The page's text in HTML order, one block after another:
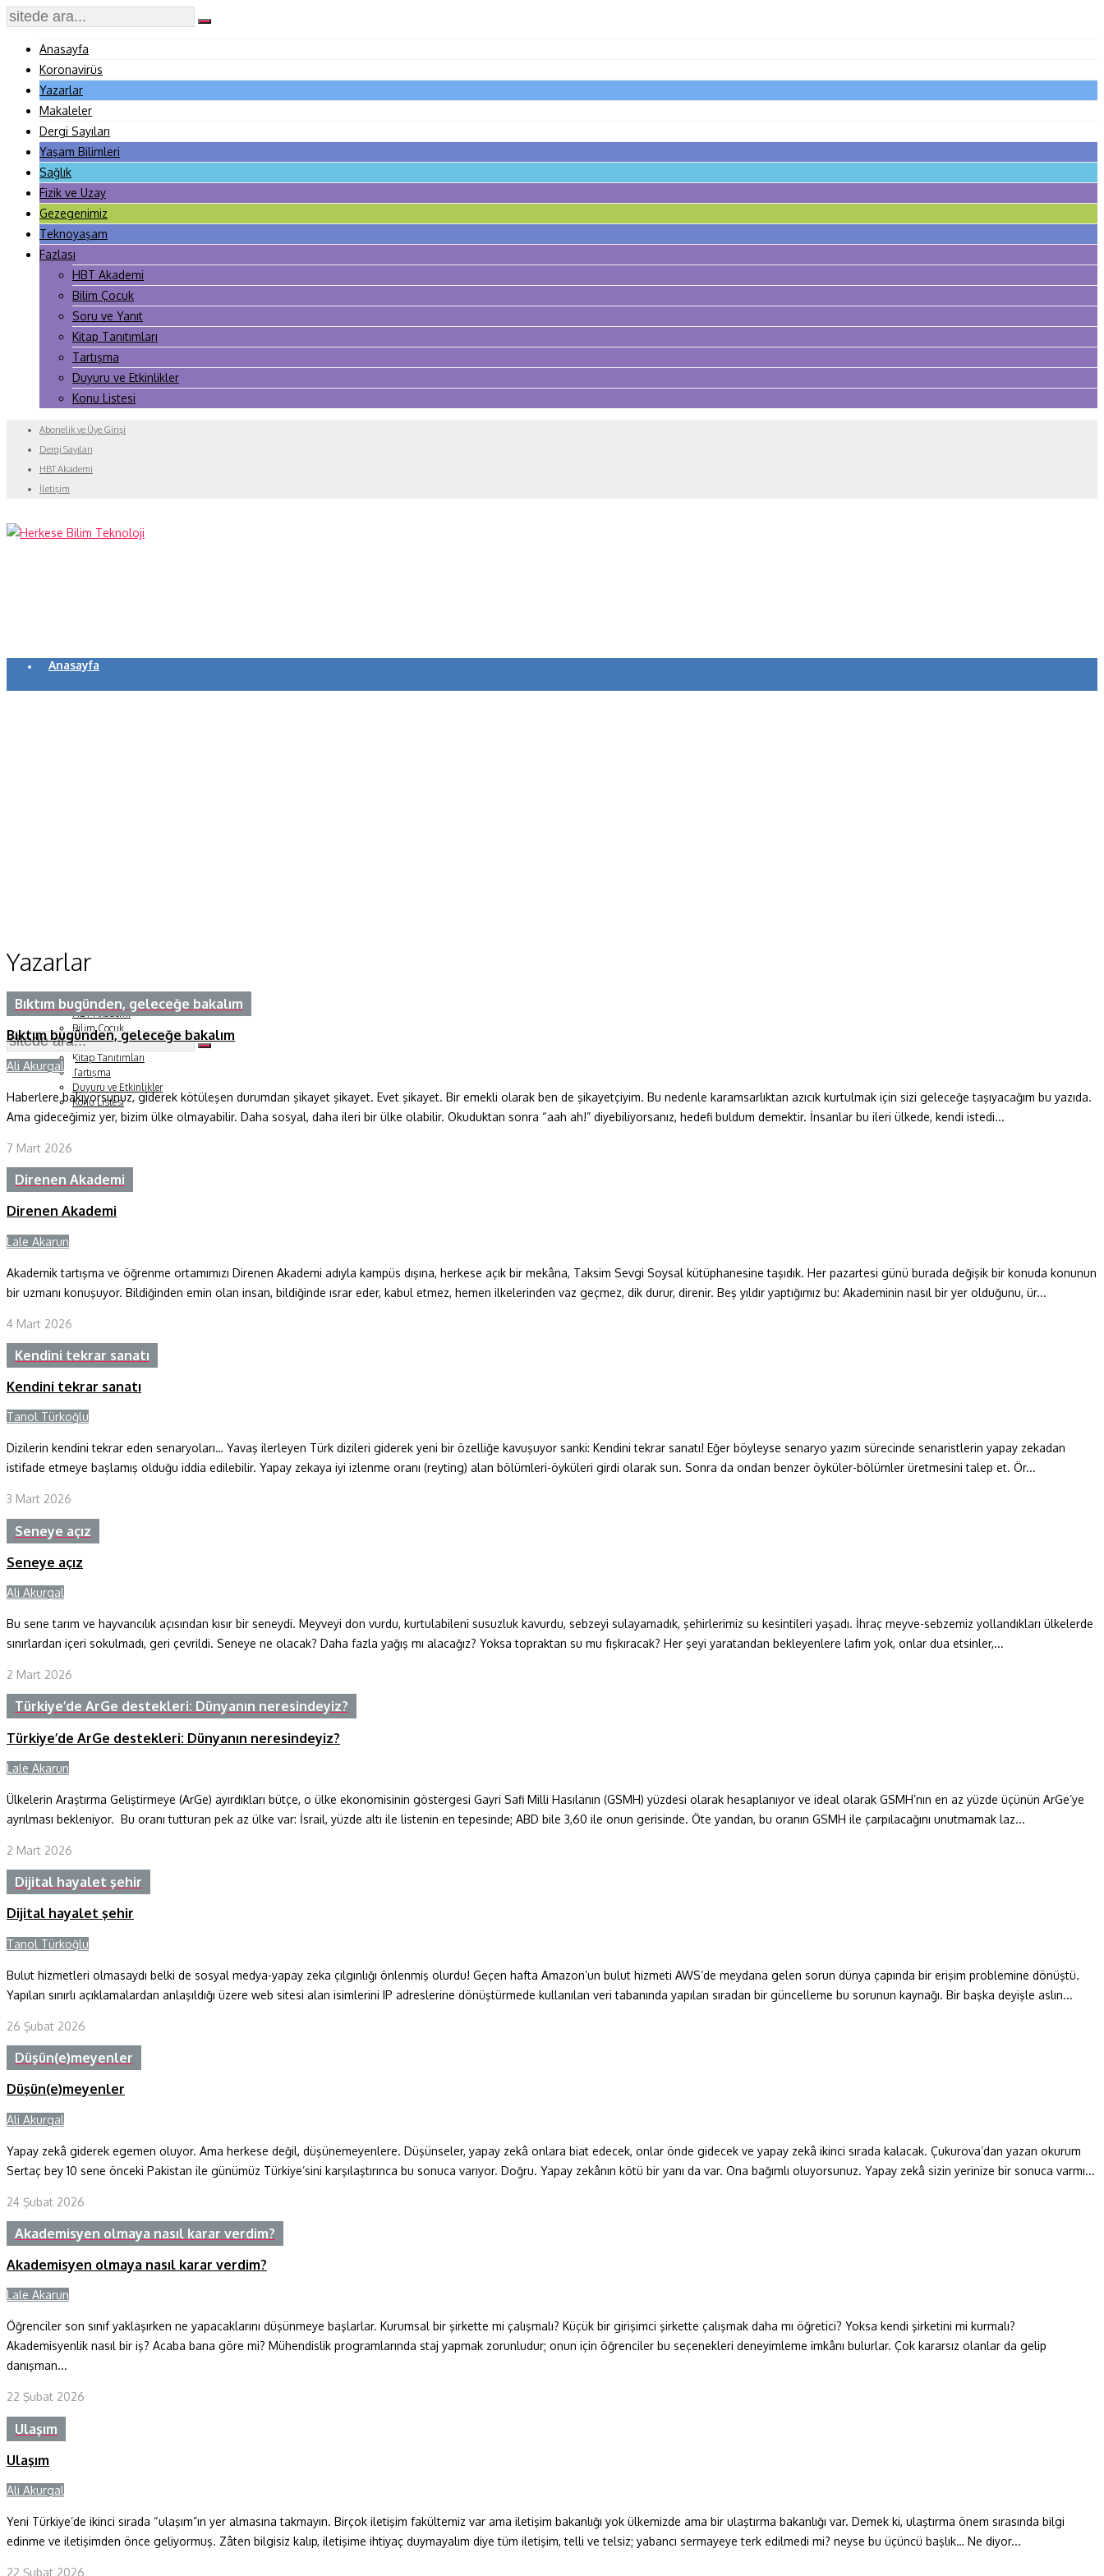
Anasayfa
Koronavirüs
Yazarlar
Makaleler
Dergi Sayıları
Yaşam Bilimleri
Sağlık
Fizik ve Uzay
Gezegenimiz
Teknoyaşam
Fazlası
HBT Akademi
Bilim Çocuk
Soru ve Yanıt
Kitap Tanıtımları
Tartışma
Duyuru ve Etkinlikler
Konu Listesi
Abonelik ve Üye Girişi
Dergi Sayıları
HBT Akademi
İletişim
Anasayfa
Teknoyaşam
Fazlası
HBT Akademi
Bilim Çocuk
Soru ve Yanıt
Kitap Tanıtımları
Tartışma
Duyuru ve Etkinlikler
Konu Listesi
Yazarlar
Bıktım bugünden, geleceğe bakalım
Bıktım bugünden, geleceğe bakalım
Ali Akurgal
Haberlere bakıyorsunuz, giderek kötüleşen durumdan şikayet şikayet. Evet şikayet. Bir emekli olarak ben de şikayetçiyim. Bu nedenle karamsarlıktan azıcık kurtulmak için sizi geleceğe taşıyacağım bu yazıda.
Ama gideceğimiz yer, bizim ülke olmayabilir. Daha sosyal, daha ileri bir ülke olabilir. Okuduktan sonra “aah ah!” diyebiliyorsanız, hedefi buldum demektir. İnsanlar bu ileri ülkede, kendi istedi...
7 Mart 2026
Direnen Akademi
Direnen Akademi
Lale Akarun
Akademik tartışma ve öğrenme ortamımızı Direnen Akademi adıyla kampüs dışına, herkese açık bir mekâna, Taksim Sevgi Soysal kütüphanesine taşıdık. Her pazartesi günü burada değişik bir konuda konunun
bir uzmanı konuşuyor. Bildiğinden emin olan insan, bildiğinde ısrar eder, kabul etmez, hemen ilkelerinden vaz geçmez, dik durur, direnir. Beş yıldır yaptığımız bu: Akademinin nasıl bir yer olduğunu, ür...
4 Mart 2026
Kendini tekrar sanatı
Kendini tekrar sanatı
Tanol Türkoğlu
Dizilerin kendini tekrar eden senaryoları… Yavaş ilerleyen Türk dizileri giderek yeni bir özelliğe kavuşuyor sanki: Kendini tekrar sanatı! Eğer böyleyse senaryo yazım sürecinde senaristlerin yapay zekadan
istifade etmeye başlamış olduğu iddia edilebilir. Yapay zekaya iyi izlenme oranı (reyting) alan bölümleri-öyküleri girdi olarak sun. Sonra da ondan benzer öyküler-bölümler üretmesini talep et. Ör...
3 Mart 2026
Seneye açız
Seneye açız
Ali Akurgal
Bu sene tarım ve hayvancılık açısından kısır bir seneydi. Meyveyi don vurdu, kurtulabileni susuzluk kavurdu, sebzeyi sulayamadık, şehirlerimiz su kesintileri yaşadı. İhraç meyve-sebzemiz yollandıkları ülkelerde
sınırlardan içeri sokulmadı, geri çevrildi. Seneye ne olacak? Daha fazla yağış mı alacağız? Yoksa topraktan su mu fışkıracak? Her şeyi yaratandan bekleyenlere lafım yok, onlar dua etsinler,...
2 Mart 2026
Türkiye’de ArGe destekleri: Dünyanın neresindeyiz?
Türkiye’de ArGe destekleri: Dünyanın neresindeyiz?
Lale Akarun
Ülkelerin Araştırma Geliştirmeye (ArGe) ayırdıkları bütçe, o ülke ekonomisinin göstergesi Gayri Safi Milli Hasılanın (GSMH) yüzdesi olarak hesaplanıyor ve ideal olarak GSMH’nın en az yüzde üçünün ArGe’ye
ayrılması bekleniyor. Bu oranı tutturan pek az ülke var: İsrail, yüzde altı ile listenin en tepesinde; ABD bile 3,60 ile onun gerisinde. Öte yandan, bu oranın GSMH ile çarpılacağını unutmamak laz...
2 Mart 2026
Dijital hayalet şehir
Dijital hayalet şehir
Tanol Türkoğlu
Bulut hizmetleri olmasaydı belki de sosyal medya-yapay zeka çılgınlığı önlenmiş olurdu! Geçen hafta Amazon’un bulut hizmeti AWS’de meydana gelen sorun dünya çapında bir erişim problemine dönüştü.
Yapılan sınırlı açıklamalardan anlaşıldığı üzere web sitesi alan isimlerini IP adreslerine dönüştürmede kullanılan veri tabanında yapılan sıradan bir güncelleme bu sorunun kaynağı. Bir başka deyişle aslın...
26 Şubat 2026
Düşün(e)meyenler
Düşün(e)meyenler
Ali Akurgal
Yapay zekâ giderek egemen oluyor. Ama herkese değil, düşünemeyenlere. Düşünseler, yapay zekâ onlara biat edecek, onlar önde gidecek ve yapay zekâ ikinci sırada kalacak. Çukurova’dan yazan okurum
Sertaç bey 10 sene önceki Pakistan ile günümüz Türkiye’sini karşılaştırınca bu sonuca varıyor. Doğru. Yapay zekânın kötü bir yanı da var. Ona bağımlı oluyorsunuz. Yapay zekâ sizin yerinize bir sonuca varmı...
24 Şubat 2026
Akademisyen olmaya nasıl karar verdim?
Akademisyen olmaya nasıl karar verdim?
Lale Akarun
Öğrenciler son sınıf yaklaşırken ne yapacaklarını düşünmeye başlarlar. Kurumsal bir şirkette mi çalışmalı? Küçük bir girişimci şirkette çalışmak daha mı öğretici? Yoksa kendi şirketini mi kurmalı?
Akademisyenlik nasıl bir iş? Acaba bana göre mi? Mühendislik programlarında staj yapmak zorunludur; onun için öğrenciler bu seçenekleri deneyimleme imkânı bulurlar. Çok kararsız olanlar da gelip
danışman...
22 Şubat 2026
Ulaşım
Ulaşım
Ali Akurgal
Yeni Türkiye’de ikinci sırada “ulaşım”ın yer almasına takmayın. Birçok iletişim fakültemiz var ama iletişim bakanlığı yok ülkemizde ama bir ulaştırma bakanlığı var. Demek ki, ulaştırma önem sırasında bilgi
edinme ve iletişimden önce geliyormuş. Zâten bilgisiz kalıp, iletişime ihtiyaç duymayalım diye tüm iletişim, telli ve telsiz; yabancı sermayeye terk edilmedi mi? neyse bu üçüncü başlık… Ne diyor...
22 Şubat 2026